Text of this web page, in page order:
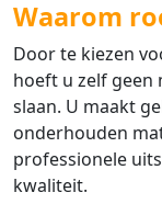
Waarom
Door te kiezen
hoeft u zelf geen
slaan. U maakt
onderhouden
professionele
kwaliteit.